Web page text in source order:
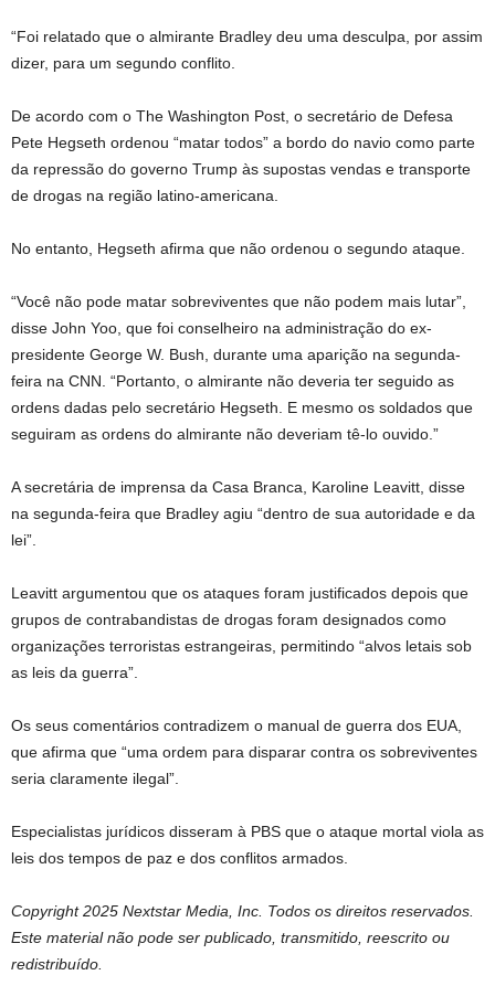
“Foi relatado que o almirante Bradley deu uma desculpa, por assim
dizer, para um segundo conflito.
De acordo com o The Washington Post, o secretário de Defesa
Pete Hegseth ordenou “matar todos” a bordo do navio como parte
da repressão do governo Trump às supostas vendas e transporte
de drogas na região latino-americana.
No entanto, Hegseth afirma que não ordenou o segundo ataque.
“Você não pode matar sobreviventes que não podem mais lutar”,
disse John Yoo, que foi conselheiro na administração do ex-
presidente George W. Bush, durante uma aparição na segunda-
feira na CNN. “Portanto, o almirante não deveria ter seguido as
ordens dadas pelo secretário Hegseth. E mesmo os soldados que
seguiram as ordens do almirante não deveriam tê-lo ouvido.”
A secretária de imprensa da Casa Branca, Karoline Leavitt, disse
na segunda-feira que Bradley agiu “dentro de sua autoridade e da
lei”.
Leavitt argumentou que os ataques foram justificados depois que
grupos de contrabandistas de drogas foram designados como
organizações terroristas estrangeiras, permitindo “alvos letais sob
as leis da guerra”.
Os seus comentários contradizem o manual de guerra dos EUA,
que afirma que “uma ordem para disparar contra os sobreviventes
seria claramente ilegal”.
Especialistas jurídicos disseram à PBS que o ataque mortal viola as
leis dos tempos de paz e dos conflitos armados.
Copyright 2025 Nextstar Media, Inc. Todos os direitos reservados.
Este material não pode ser publicado, transmitido, reescrito ou
redistribuído.